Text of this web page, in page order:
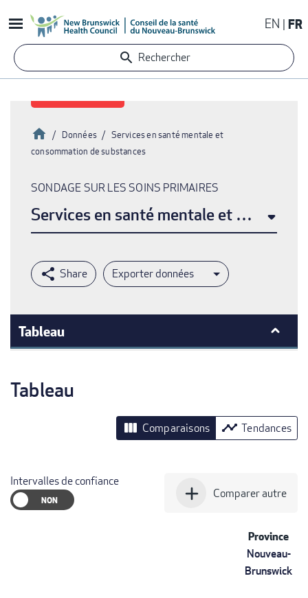
au
contenu
principal
EN FR
Rechercher
d'Ariane
Accueil
Données
Services en santé mentale et
consommation de substances
SONDAGE SUR LES SOINS PRIMAIRES
Services en santé mentale et
Exporter données
Tableau
Tableau
view_column Comparaisons timeline Tendances
Intervalles de confiance
add Comparer autre
Province
Nouveau-
Brunswick